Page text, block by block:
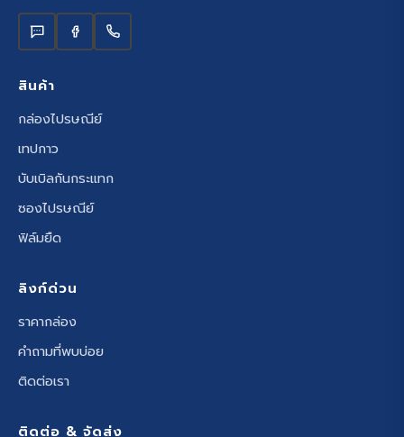
สินค้า
กล่องไปรษณีย์
เทปกาว
บับเบิลกันกระแทก
ซองไปรษณีย์
ฟิล์มยืด
ลิงก์ด่วน
ราคากล่อง
คำถามที่พบบ่อย
ติดต่อเรา
ติดต่อ & จัดส่ง